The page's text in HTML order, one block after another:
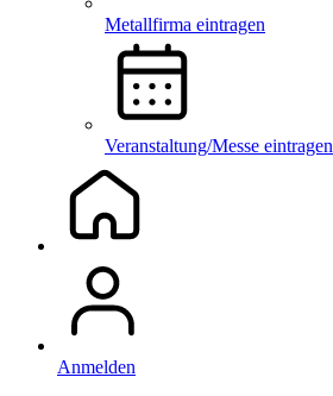
Metallfirma eintragen
Veranstaltung/Messe eintragen
Anmelden